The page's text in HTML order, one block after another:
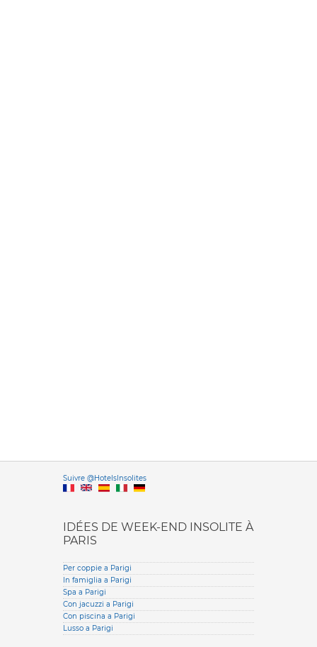
Suivre @HotelsInsolitesVersione
IDÉES DE WEEK-END INSOLITE À
PARIS
Per coppie a Parigi
In famiglia a Parigi
Spa a Parigi
Con jacuzzi a Parigi
Con piscina a Parigi
Lusso a Parigi